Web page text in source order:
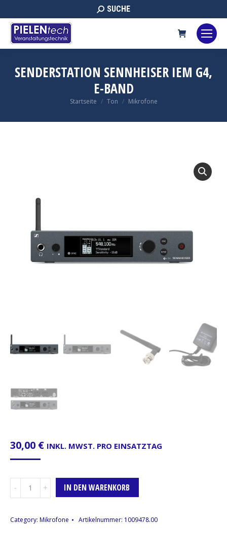
Search:
SUCHE
SENDERSTATION SENNHEISER IEM G4,
E-BAND
Sie befinden sich hier:
Startseite Ton Mikrofone
30,00 € INKL. MWST. PRO EINSATZTAG
G4,
IN DEN WARENKORB
Category: Mikrofone Artikelnummer: 1009478.00